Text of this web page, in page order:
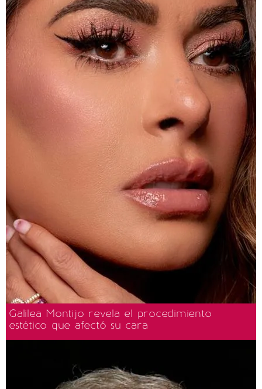
Galilea Montijo revela el procedimiento
estético que afectó su cara